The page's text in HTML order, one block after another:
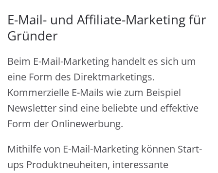
E-Mail- und Affiliate-Marketing für
Gründer
Beim E-Mail-Marketing handelt es sich um
eine Form des Direktmarketings.
Kommerzielle E-Mails wie zum Beispiel
Newsletter sind eine beliebte und effektive
Form der Onlinewerbung.
Mithilfe von E-Mail-Marketing können Start-
ups Produktneuheiten, interessante